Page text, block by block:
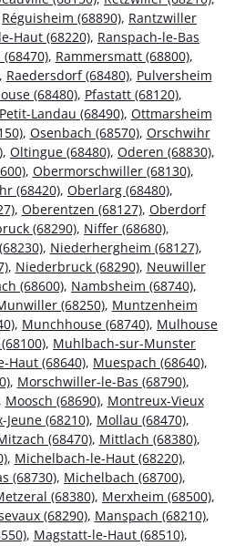
Réguisheim (68890), Rantzwiller
Haut (68220), Ranspach-le-Bas
, Rammersmatt (68800),
Raedersdorf (68480), Pulversheim
(68480), Pfastatt (68120),
Petit-Landau (68490), Ottmarsheim
, Osenbach (68570), Orschwihr
, Oltingue (68480), Oderen (68830),
, Obermorschwiller (68130),
(68420), Oberlarg (68480),
, Oberentzen (68127), Oberdorf
(68290), Niffer (68680),
, Niederhergheim (68127),
, Niederbruck (68290), Neuwiller
(68600), Nambsheim (68740),
(68250), Muntzenheim
, Munchhouse (68740), Mulhouse
, Muhlbach-sur-Munster
Haut (68640), Muespach (68640),
, Morschwiller-le-Bas (68790),
Moosch (68690), Montreux-Vieux
(68210), Mollau (68470),
(68470), Mittlach (68380),
, Michelbach-le-Haut (68220),
(68730), Michelbach (68700),
(68380), Merxheim (68500),
(68290), Manspach (68210),
, Magstatt-le-Haut (68510),